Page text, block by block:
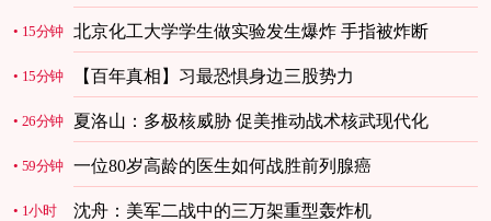
15分钟 北京化工大学学生做实验发生爆炸 手指被炸断
15分钟 【百年真相】习最恐惧身边三股势力
26分钟 夏洛山：多极核威胁 促美推动战术核武现代化
59分钟 一位80岁高龄的医生如何战胜前列腺癌
1小时 沈舟：美军二战中的三万架重型轰炸机